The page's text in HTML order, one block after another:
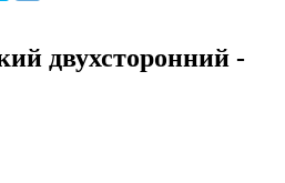
двухсторонний -